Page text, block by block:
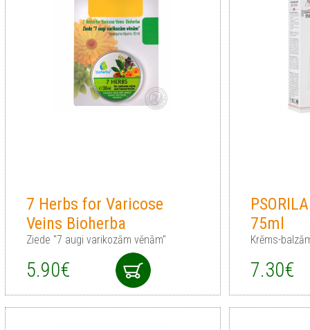
7 Herbs for Varicose
Veins Bioherba
Ziede "7 augi varikozām vēnām"
5.90€
75ml
Krēms-
7.30€